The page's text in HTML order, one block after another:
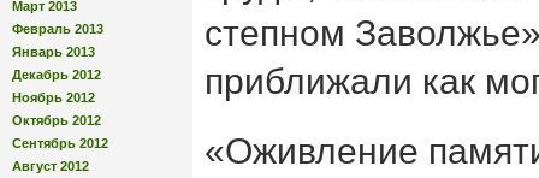
Март 2013
Февраль 2013
Январь 2013
Декабрь 2012
Ноябрь 2012
Октябрь 2012
Сентябрь 2012
Август 2012
степном
приближали как
«Оживление